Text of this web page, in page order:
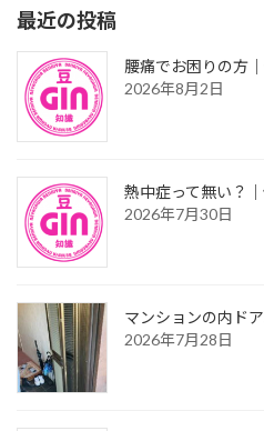
最近の投稿
腰痛でお困りの方
2026年8月2日
熱中症って無い？
2026年7月30日
マンションの内ド
2026年7月28日